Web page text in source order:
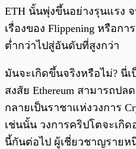
ETH นั้นพุ่งขึ้นอย่างรุนแรง
เรื่องของ Flippening หรือก
ต่ำกว่าไปสู่อันดับที่สูงกว่า
มันจะเกิดขึ้นจริงหรือไม่? นี่
สงสัย Ethereum สามารถปลด
กลายเป็นราชาแห่งวงการ
เช่นนั้น วงการคริปโตจะเกิ
นี้กันต่อไป ผู้เชี่ยวชาญรายห